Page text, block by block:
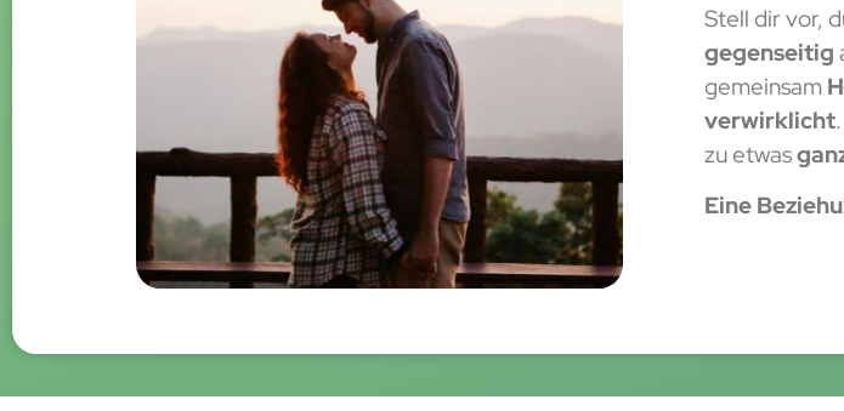
Stell dir vor,
gegenseitig
gemeinsam
verwirklicht
zu etwas
Eine